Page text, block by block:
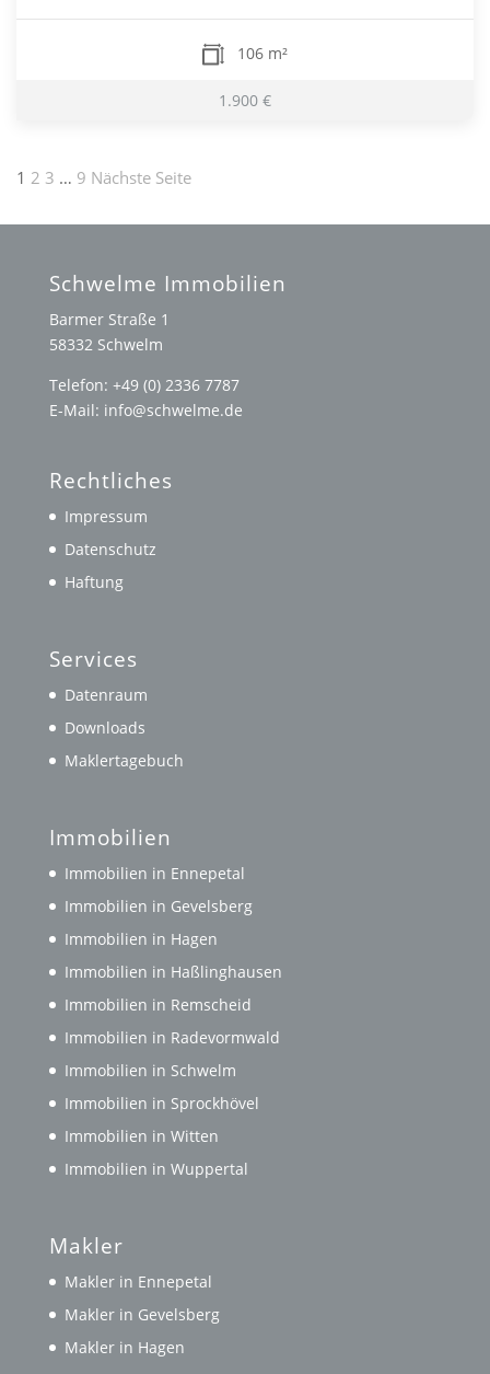
106 m²
1.900 €
Seitennummerierung
der
1 2 3 … 9 Nächste Seite
Schwelme Immobilien
Barmer Straße 1
58332 Schwelm
Telefon: +49 (0) 2336 7787
E-Mail: info@schwelme.de
Rechtliches
Impressum
Datenschutz
Haftung
Services
Datenraum
Downloads
Maklertagebuch
Immobilien
Immobilien in Ennepetal
Immobilien in Gevelsberg
Immobilien in Hagen
Immobilien in Haßlinghausen
Immobilien in Remscheid
Immobilien in Radevormwald
Immobilien in Schwelm
Immobilien in Sprockhövel
Immobilien in Witten
Immobilien in Wuppertal
Makler
Makler in Ennepetal
Makler in Gevelsberg
Makler in Hagen